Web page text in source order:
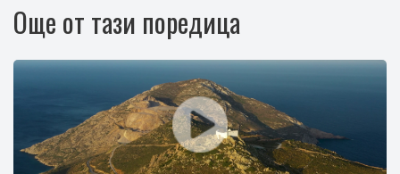
Още от тази поредица